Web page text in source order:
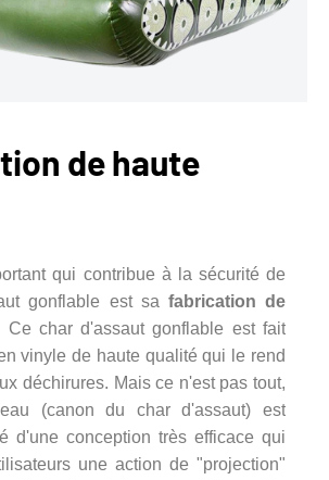
de haute
qui contribue à la sécurité de
gonflable est sa fabrication de
Ce char d'assaut gonflable est fait
vinyle de haute qualité qui le rend
déchirures. Mais ce n'est pas tout,
(canon du char d'assaut) est
d'une conception très efficace qui
une action de "projection"